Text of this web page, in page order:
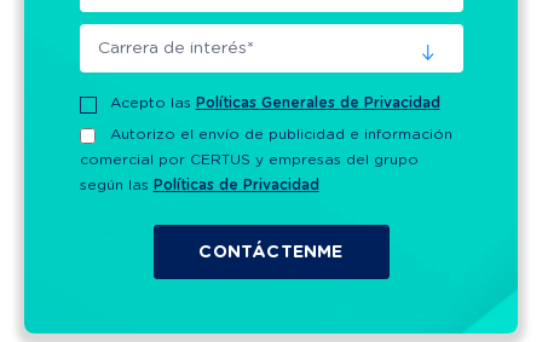
Acepto las Políticas Generales de Privacidad
Autorizo el envío de publicidad e información
comercial por CERTUS y empresas del grupo
según las Políticas de Privacidad